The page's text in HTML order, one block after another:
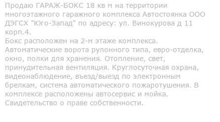
Продаю ГАРАЖ-БОКС 18 кв м на территории
многоэтажного гаражного комплекса Автостоянка ООО
ДЭГСХ "Юго-Запад" по адресу: ул. Винокурова д 11
корп.4.
Бокс расположен на 2-м этаже комплекса.
Автоматические ворота рулонного типа, евро-отделка,
окно, полки для хранения. Отопление, свет,
принудительная вентиляция. Круглосуточная охрана,
видеонаблюдение, въезд/выезд по электронным
брелкам, система автоматического пожаротушения. В
комплексе расположены автосервис и мойка.
Свидетельство о праве собственности.